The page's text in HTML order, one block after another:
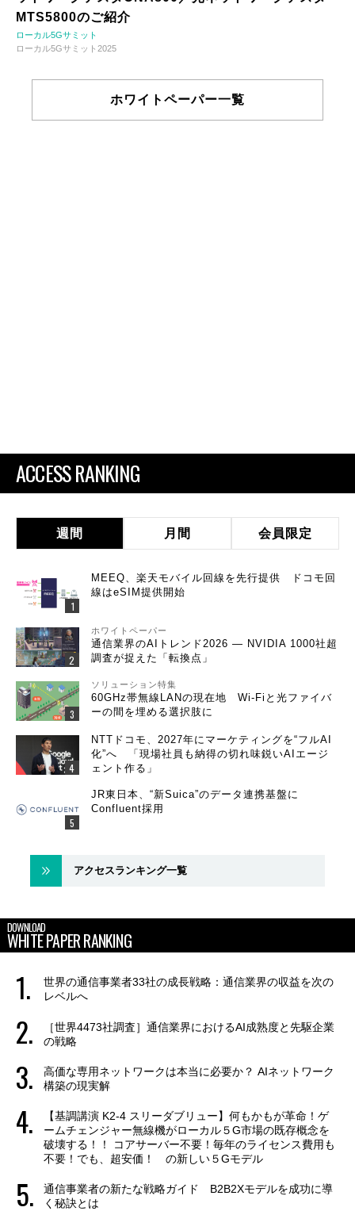
MTS5800のご紹介
ローカル5Gサミット
ローカル5Gサミット2025
ホワイトペーパー一覧
ACCESS RANKING
週間 月間 会員限定
MEEQ、楽天モバイル回線を先行提供 ドコモ回
線はeSIM提供開始
ホワイトペーパー
通信業界のAIトレンド2026 ― NVIDIA 1000社超
調査が捉えた「転換点」
ソリューション特集
60GHz帯無線LANの現在地 Wi-Fiと光ファイバ
ーの間を埋める選択肢に
NTTドコモ、2027年にマーケティングを“フルAI
化”へ 「現場社員も納得の切れ味鋭いAIエージ
ェント作る」
JR東日本、“新Suica”のデータ連携基盤に
Confluent採用
アクセスランキング一覧
DOWNLOAD
WHITE PAPER RANKING
世界の通信事業者33社の成長戦略：通信業界の収益を次の
レベルへ
［世界4473社調査］通信業界におけるAI成熟度と先駆企業
の戦略
高価な専用ネットワークは本当に必要か？ AIネットワーク
構築の現実解
【基調講演 K2-4 スリーダブリュー】何もかもが革命！ゲ
ームチェンジャー無線機がローカル５G市場の既存概念を
破壊する！！ コアサーバー不要！毎年のライセンス費用も
不要！でも、超安価！ の新しい５Gモデル
通信事業者の新たな戦略ガイド B2B2Xモデルを成功に導
く秘訣とは